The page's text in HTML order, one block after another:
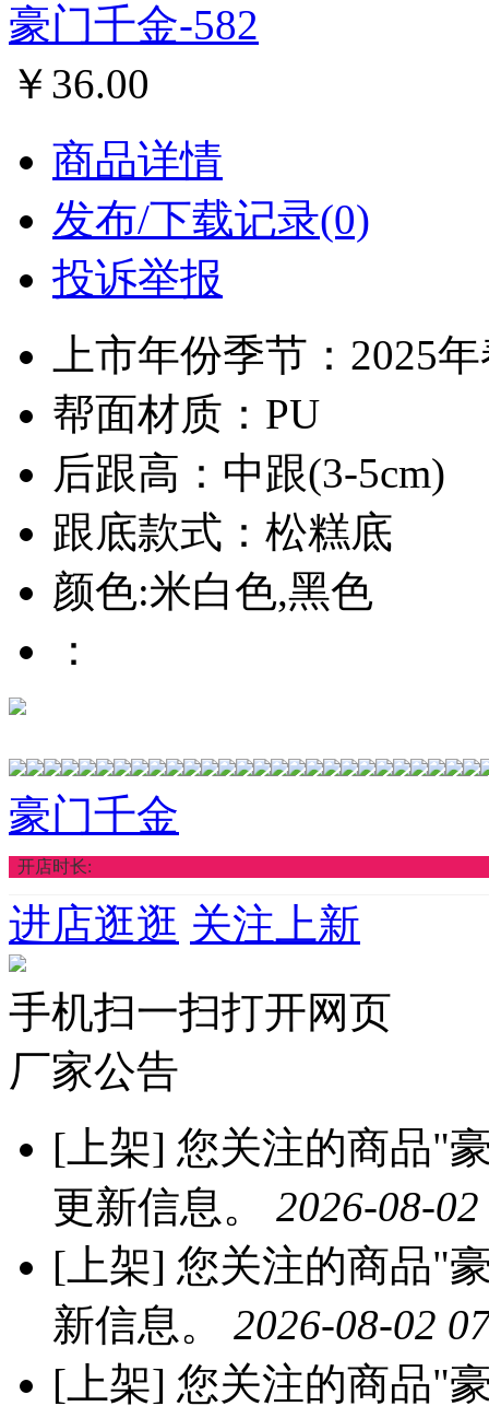
豪门千金-582
￥36.00
商品详情
发布/下载记录(0)
投诉举报
上市年份季节：2025
帮面材质：PU
后跟高：中跟(3-5cm)
跟底款式：松糕底
颜色:米白色,黑色
：
豪门千金
开店时长:
进店逛逛 关注上新
手机扫一扫打开网页
厂家公告
[上架] 您关注的商品"
更新信息。 2026-08-
[上架] 您关注的商品"
新信息。 2026-08-02
[上架] 您关注的商品"